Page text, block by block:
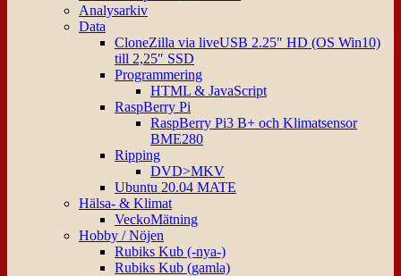
Analysarkiv
Data
CloneZilla via liveUSB 2.25″ HD (OS Win10)
till 2,25″ SSD
Programmering
HTML & JavaScript
RaspBerry Pi
RaspBerry Pi3 B+ och Klimatsensor
BME280
Ripping
DVD>MKV
Ubuntu 20.04 MATE
Hälsa- & Klimat
VeckoMätning
Hobby / Nöjen
Rubiks Kub (-nya-)
Rubiks Kub (gamla)